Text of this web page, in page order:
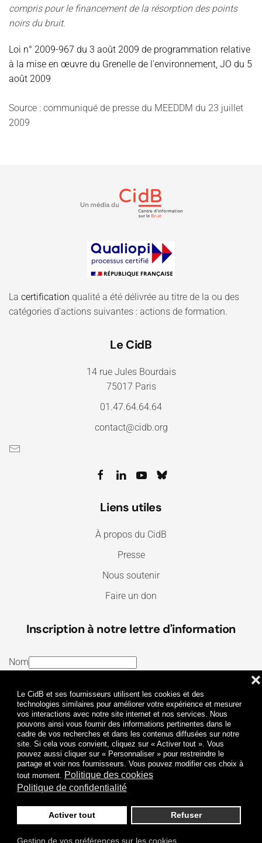
Le CidB et ses fournisseurs utilisent les cookies et des
technologies similaires pour améliorer votre expérience et mesurer
vos interactions avec notre site internet et nos services. Nous
pouvons ainsi vous fournir des informations pertinentes dans le
cadre de vos recherches et dans les contenus diffusées sur notre
site. Si cela vous convient, cliquez sur « Activer tout ». Vous
pouvez aussi cliquer sur « Personnaliser » pour restreindre le
partage et voir nos fournisseurs. Vous pouvez modifier ces choix à
tout moment. Politique des cookies
Politique de confidentialité
Activer tout Refuser
❌
Gestion de vos préférences sur les cookies
compris pour le financement de la résorption des points
noirs du bruit.
Loi n° 2009-967 du 3 août 2009 de programmation relative
à la mise en œuvre du Grenelle de l'environnement, JO du 5
août 2009
Source : communiqué de presse du MEEDDM du 23 juillet
2009
La certification qualité a été délivrée au titre de la ou des
catégories d'actions suivantes : actions de formation.
Le CidB
14 rue Jules Bourdais
75017 Paris
01.47.64.64.64
contact@cidb.org
Liens utiles
À propos du CidB
Presse
Nous soutenir
Faire un don
Inscription à notre lettre d'information
Nom
J’ai lu et j’accepte lesTermes et conditionset la
Politique de confidentialité
Je m'abonne